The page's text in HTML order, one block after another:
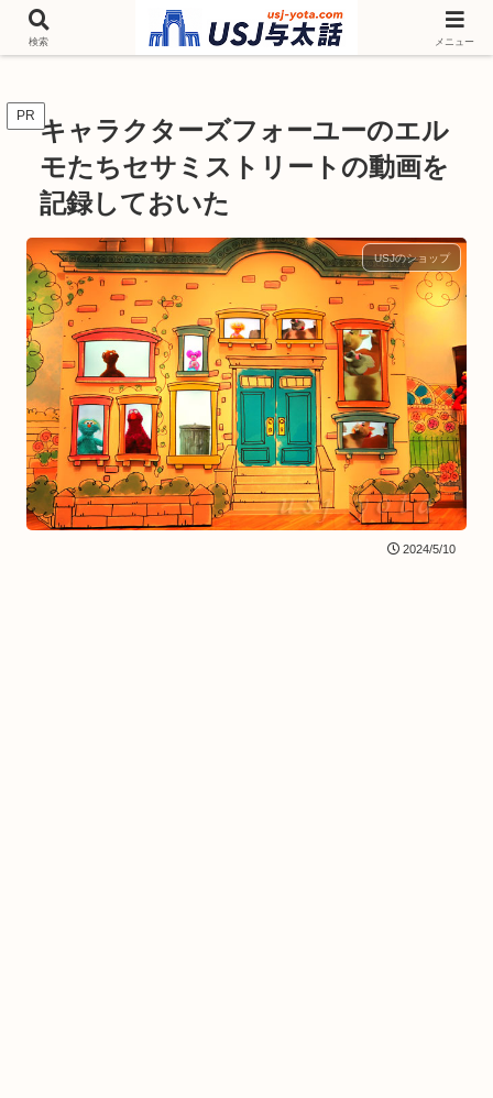
チケットやシーズンイベント ニンテンドーワールド アトラクションなどユニ
バを歩いて情報収集しています
PR キャラクターズフォーユーのエル
モたちセサミストリートの動画を
記録しておいた
USJのショップ
2024/5/10
検索 メニュー